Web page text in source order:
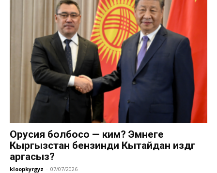
Орусия болбосо — ким? Эмнеге
Кыргызстан бензинди Кытайдан издөөгө
аргасыз?
kloopkyrgyz - 07/07/2026